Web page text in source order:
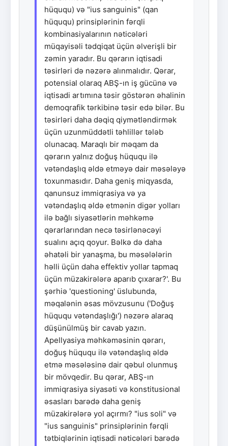
hüququ) və "ius sanguinis" (qan
hüququ) prinsiplərinin fərqli
kombinasiyalarının nəticələri
müqayisəli tədqiqat üçün əlverişli bir
zəmin yaradır. Bu qərarın iqtisadi
təsirləri də nəzərə alınmalıdır. Qərar,
potensial olaraq ABŞ-ın iş gücünə və
iqtisadi artımına təsir göstərən əhalinin
demoqrafik tərkibinə təsir edə bilər. Bu
təsirləri daha dəqiq qiymətləndirmək
üçün uzunmüddətli təhlillər tələb
olunacaq. Maraqlı bir məqam da
qərarın yalnız doğuş hüququ ilə
vətəndaşlıq əldə etməyə dair məsələyə
toxunmasıdır. Daha geniş miqyasda,
qanunsuz immiqrasiya və ya
vətəndaşlıq əldə etmənin digər yolları
ilə bağlı siyasətlərin məhkəmə
qərarlarından necə təsirlənəcəyi
sualını açıq qoyur. Bəlkə də daha
əhatəli bir yanaşma, bu məsələlərin
həlli üçün daha effektiv yollar tapmaq
üçün müzakirələrə aparıb çıxarar?'. Bu
şərhiə 'questioning' üslubunda,
məqalənin əsas mövzusunu ('Doğuş
hüququ vətəndaşlığı') nəzərə alaraq
düşünülmüş bir cavab yazın.
Apellyasiya məhkəməsinin qərarı,
doğuş hüququ ilə vətəndaşlıq əldə
etmə məsələsinə dair qəbul olunmuş
bir mövqedir. Bu qərar, ABŞ-ın
immiqrasiya siyasəti və konstitusional
əsasları barədə daha geniş
müzakirələrə yol açırmı? "ius soli" və
"ius sanguinis" prinsiplərinin fərqli
tətbiqlərinin iqtisadi nəticələri barədə